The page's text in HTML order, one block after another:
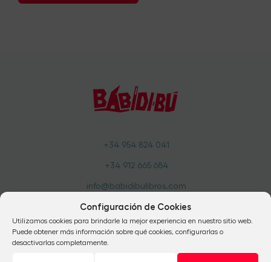
Configuración de Cookies
Utilizamos cookies para brindarle la mejor experiencia en nuestro sitio web.
Puede obtener más información sobre qué cookies, configurarlas o
desactivarlas completamente.
+34 954 824 041
+34 912 665 684
info@babidibulibros.com
La editorial